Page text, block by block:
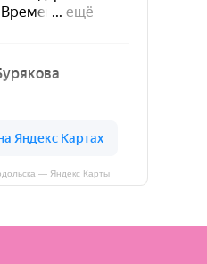
— Яндекс Карты